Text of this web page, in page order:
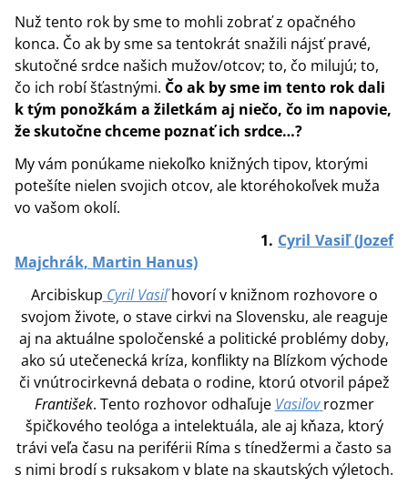
Nuž tento rok by sme to mohli zobrať z opačného
konca. Čo ak by sme sa tentokrát snažili nájsť pravé,
skutočné srdce našich mužov/otcov; to, čo milujú; to,
čo ich robí šťastnými. Čo ak by sme im tento rok dali
k tým ponožkám a žiletkám aj niečo, čo im napovie,
že skutočne chceme poznať ich srdce…?
My vám ponúkame niekoľko knižných tipov, ktorými
potešíte nielen svojich otcov, ale ktoréhokoľvek muža
vo vašom okolí.
1. Cyril Vasiľ (Jozef
Majchrák, Martin Hanus)
Arcibiskup Cyril Vasiľhovorí v knižnom rozhovore o
svojom živote, o stave cirkvi na Slovensku, ale reaguje
aj na aktuálne spoločenské a politické problémy doby,
ako sú utečenecká kríza, konflikty na Blízkom východe
či vnútrocirkevná debata o rodine, ktorú otvoril pápež
František. Tento rozhovor odhaľuje Vasiľov rozmer
špičkového teológa a intelektuála, ale aj kňaza, ktorý
trávi veľa času na periférii Ríma s tínedžermi a často sa
s nimi brodí s ruksakom v blate na skautských výletoch.